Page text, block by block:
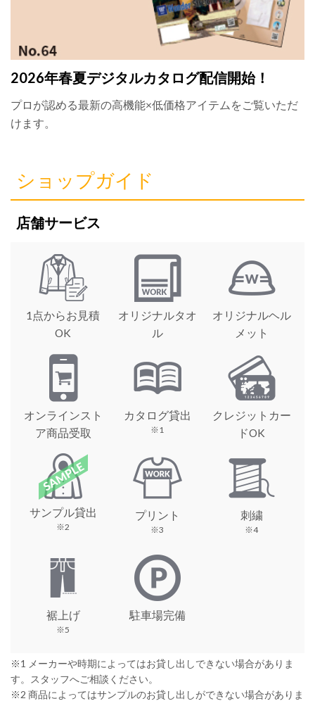
2026年春夏デジタルカタログ配信開始！
プロが認める最新の高機能×低価格アイテムをご覧いただ
けます。
ショップガイド
店舗サービス
1点からお見積
OK
オリジナルタオ
ル
オリジナルヘル
メット
オンラインスト
ア商品受取
カタログ貸出
※1
クレジットカー
ドOK
サンプル貸出
※2
プリント
※3
刺繍
※4
裾上げ
※5
駐車場完備
※1 メーカーや時期によってはお貸し出しできない場合がありま
す。スタッフへご相談ください。
※2 商品によってはサンプルのお貸し出しができない場合がありま